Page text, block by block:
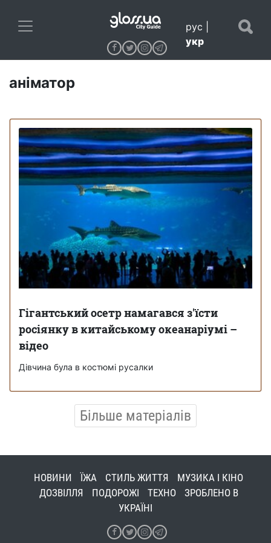
рус
укр
аніматор
Гігантський осетр намагався з'їсти
росіянку в китайському океанаріумі –
відео
Дівчина була в костюмі русалки
Більше матеріалів
НОВИНИ ЇЖА СТИЛЬ ЖИТТЯ
МУЗИКА І КІНО
ДОЗВІЛЛЯ
ПОДОРОЖІ ТЕХНО
ЗРОБЛЕНО В
УКРАЇНІ